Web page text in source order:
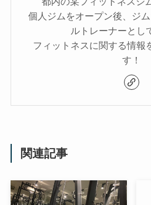
個人ジムをオープン後、ジ
ルトレーナーとし
フィットネスに関する情報
す！
関連記事